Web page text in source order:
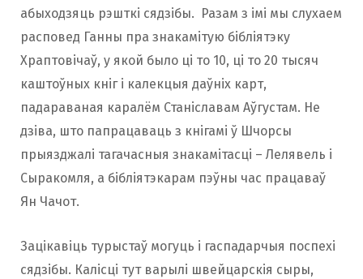
абыходзяць рэшткі сядзібы. Разам з імі мы слухаем
расповед Ганны пра знакамітую бібліятэку
Храптовічаў, у якой было ці то 10, ці то 20 тысяч
каштоўных кніг і калекцыя даўніх карт,
падараваная каралём Станіславам Аўгустам. Не
дзіва, што папрацаваць з кнігамі ў Шчорсы
прыязджалі тагачасныя знакамітасці – Лелявель і
Сыракомля, а бібліятэкарам пэўны час працаваў
Ян Чачот.
Зацікавіць турыстаў могуць і гаспадарчыя поспехі
сядзібы. Калісці тут варылі швейцарскія сыры,